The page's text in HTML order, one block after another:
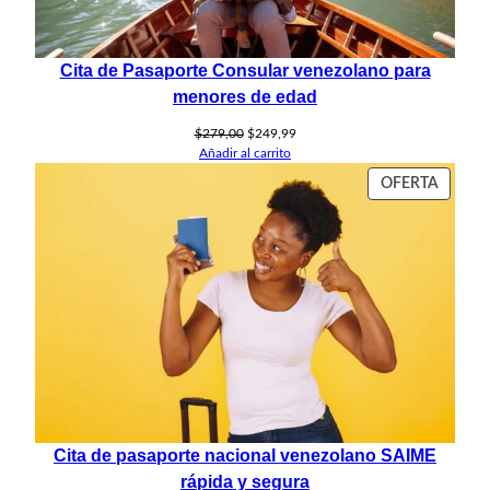
Cita de Pasaporte Consular venezolano para
menores de edad
$279,00 El
precio
$279,00.
$249,99El
es:
$249,99.
Añadir al carrito
OFERTA
EN
Cita de pasaporte nacional venezolano SAIME
rápida y segura